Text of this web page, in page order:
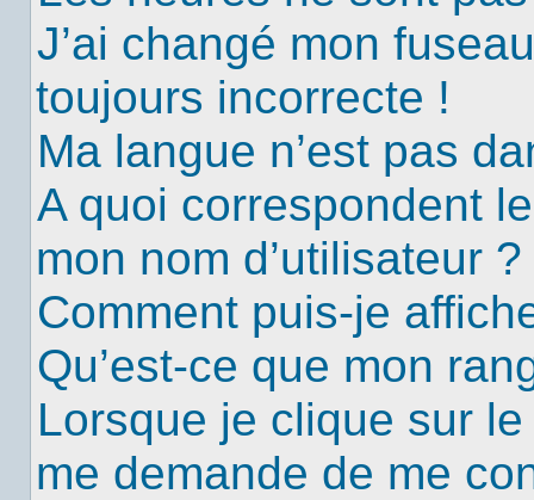
J’ai changé mon
toujours incorrecte !
Ma langue n’est pas
A quoi correspondent
mon nom d’utilisateur ?
Comment puis-je
Qu’est-ce que mon
Lorsque je clique sur
me demande de me